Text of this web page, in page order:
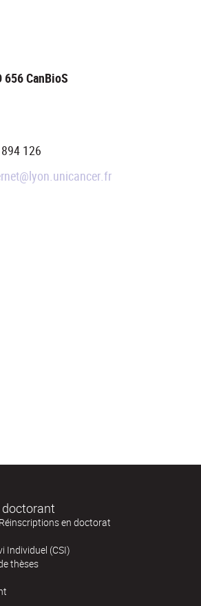
CanBioS
126
en doctorat
Individuel (CSI)
thèses